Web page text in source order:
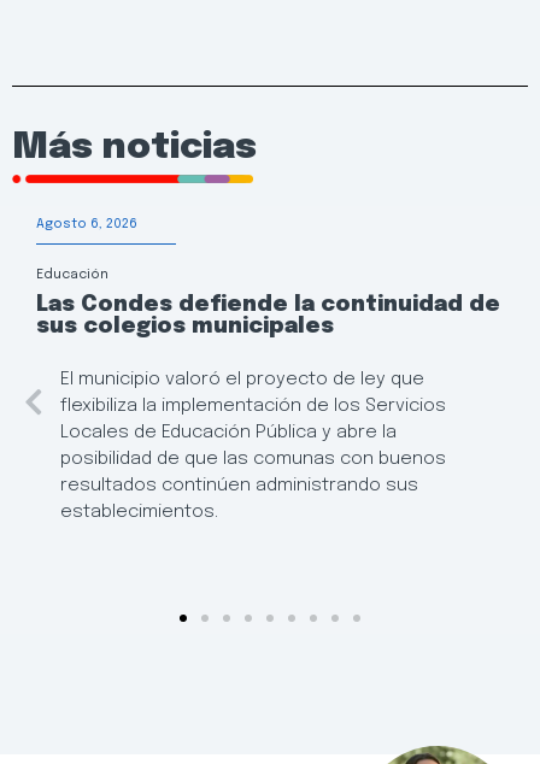
Más noticias
Agosto 6, 2026
Educación
Las Condes defiende la continuidad de
sus colegios municipales
El municipio valoró el proyecto de ley que
flexibiliza la implementación de los Servicios
Locales de Educación Pública y abre la
posibilidad de que las comunas con buenos
resultados continúen administrando sus
establecimientos.